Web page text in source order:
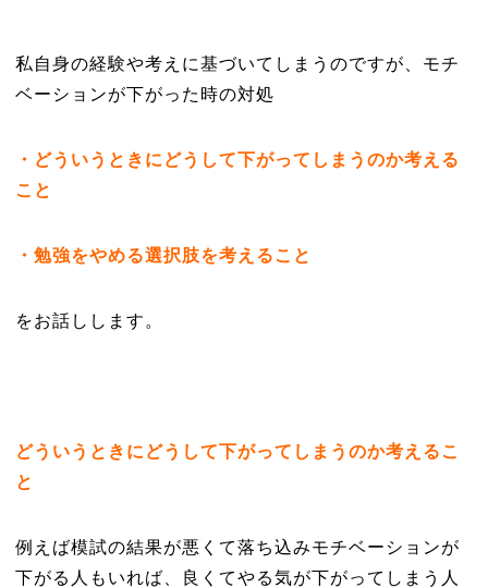
私自身の経験や考えに基づいてしまうのですが、モチ
ベーションが下がった時の対処
・どういうときにどうして下がってしまうのか考える
こと
・勉強をやめる選択肢を考えること
をお話しします。
どういうときにどうして下がってしまうのか考えるこ
と
例えば模試の結果が悪くて落ち込みモチベーションが
下がる人もいれば、良くてやる気が下がってしまう人